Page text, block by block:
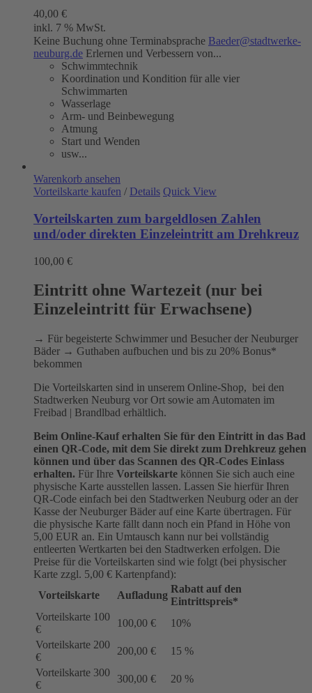
40,00 €
inkl. 7 % MwSt.
Keine Buchung ohne Terminabsprache Baeder@stadtwerke-
neuburg.de Erlernen und Verbessern von...
Schwimmtechnik
Koordination und Kondition für alle vier
Schwimmarten
Wasserlage
Arm- und Beinbewegung
Atmung
Start und Wenden
usw...
Warenkorb ansehen
Vorteilskarte kaufen / Details Quick View
Vorteilskarten zum bargeldlosen Zahlen
und/oder direkten Einzeleintritt am Drehkreuz
100,00 €
Eintritt ohne Wartezeit (nur bei
Einzeleintritt für Erwachsene)
→ Für begeisterte Schwimmer und Besucher der Neuburger
Bäder → Guthaben aufbuchen und bis zu 20% Bonus*
bekommen
Die Vorteilskarten sind in unserem Online-Shop, bei den
Stadtwerken Neuburg vor Ort sowie am Automaten im
Freibad | Brandlbad erhältlich.
Beim Online-Kauf erhalten Sie für den Eintritt in das Bad
einen QR-Code, mit dem Sie direkt zum Drehkreuz gehen
können und über das Scannen des QR-Codes Einlass
erhalten. Für Ihre Vorteilskarte können Sie sich auch eine
physische Karte ausstellen lassen. Lassen Sie hierfür Ihren
QR-Code einfach bei den Stadtwerken Neuburg oder an der
Kasse der Neuburger Bäder auf eine Karte übertragen. Für
die physische Karte fällt dann noch ein Pfand in Höhe von
5,00 EUR an. Ein Umtausch kann nur bei vollständig
entleerten Wertkarten bei den Stadtwerken erfolgen. Die
Preise für die Vorteilskarten sind wie folgt (bei physischer
Karte zzgl. 5,00 € Kartenpfand):
Vorteilskarte
Aufladung
Rabatt auf den
Eintrittspreis*
Vorteilskarte 100
€
100,00 €
10%
Vorteilskarte 200
€
200,00 €
15 %
Vorteilskarte 300
€
300,00 €
20 %